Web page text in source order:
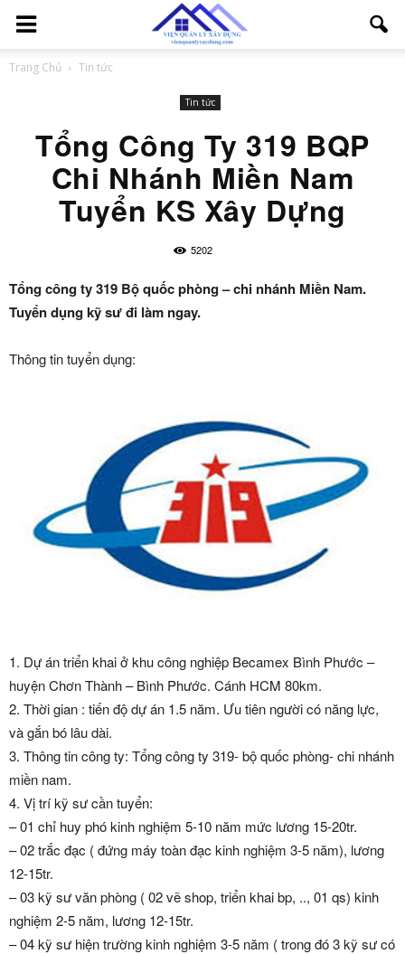
Trang Chủ Tin tức
Tin tức
Tổng Công Ty 319 BQP
Chi Nhánh Miền Nam
Tuyển KS Xây Dựng
5202
Tổng công ty 319 Bộ quốc phòng – chi nhánh Miền Nam.
Tuyển dụng kỹ sư đi làm ngay.
Thông tin tuyển dụng:
1. Dự án triển khai ở khu công nghiệp Becamex Bình Phước –
huyện Chơn Thành – Bình Phước. Cánh HCM 80km.
2. Thời gian : tiến độ dự án 1.5 năm. Ưu tiên người có năng lực,
và gắn bó lâu dài.
3. Thông tin công ty: Tổng công ty 319- bộ quốc phòng- chi nhánh
miền nam.
4. Vị trí kỹ sư cần tuyển:
– 01 chỉ huy phó kinh nghiệm 5-10 năm mức lương 15-20tr.
– 02 trắc đạc ( đứng máy toàn đạc kinh nghiệm 3-5 năm), lương
12-15tr.
– 03 kỹ sư văn phòng ( 02 vẽ shop, triển khai bp, .., 01 qs) kinh
nghiệm 2-5 năm, lương 12-15tr.
– 04 kỹ sư hiện trường kinh nghiệm 3-5 năm ( trong đó 3 kỹ sư có